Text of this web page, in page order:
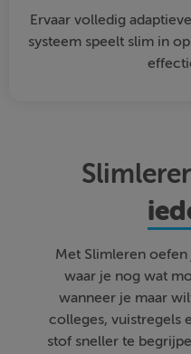
Ervaar volledig
systeem speelt slim in
Met Slimleren
waar je nog wat
wanneer je maar
colleges, vuistregels
stof sneller te